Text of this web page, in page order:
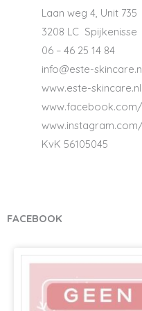
Laan weg 4, Unit 735
​​​​​​​3208 LC Spijkenisse
06 – 46 25 14 84
info@este-
www.este-skincare.nl
KvK 56105045
FACEBOOK